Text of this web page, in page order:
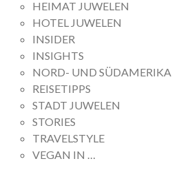
HEIMAT JUWELEN
HOTEL JUWELEN
INSIDER
INSIGHTS
NORD- UND SÜDAMERIKA
REISETIPPS
STADT JUWELEN
STORIES
TRAVELSTYLE
VEGAN IN …